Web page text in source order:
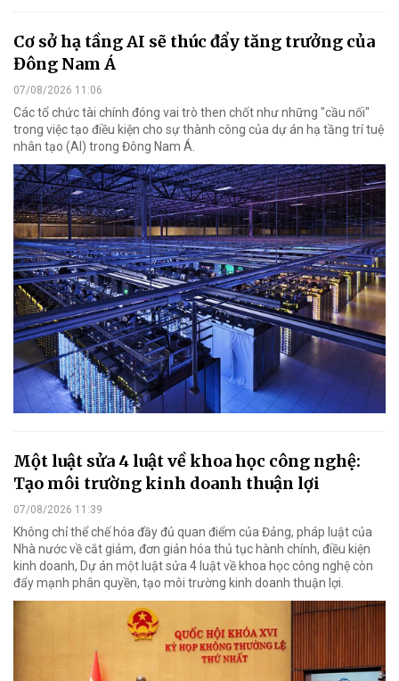
Cơ sở hạ tầng AI sẽ thúc đẩy tăng trưởng của
Đông Nam Á
07/08/2026 11:06
Các tổ chức tài chính đóng vai trò then chốt như những "cầu nối"
trong việc tạo điều kiện cho sự thành công của dự án hạ tầng trí tuệ
nhân tạo (AI) trong Đông Nam Á.
Một luật sửa 4 luật về khoa học công nghệ:
Tạo môi trường kinh doanh thuận lợi
07/08/2026 11:39
Không chỉ thể chế hóa đầy đủ quan điểm của Đảng, pháp luật của
Nhà nước về cắt giảm, đơn giản hóa thủ tục hành chính, điều kiện
kinh doanh, Dự án một luật sửa 4 luật về khoa học công nghệ còn
đẩy mạnh phân quyền, tạo môi trường kinh doanh thuận lợi.